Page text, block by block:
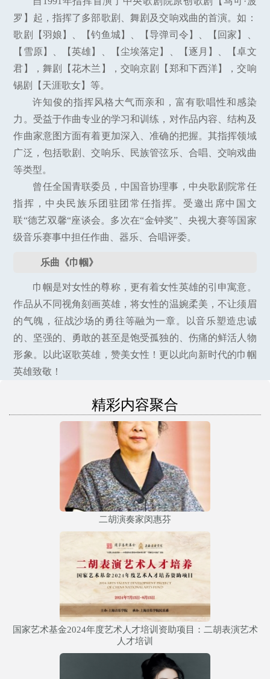
罗】起，指挥了多部歌剧、舞剧及交响戏曲的首演。如：
歌剧【羽娘】、【钓鱼城】、【导弹司令】、【回家】、
【雪原】、【英雄】、【尘埃落定】、【逐月】、【卓文
君】，舞剧【花木兰】，交响京剧【郑和下西洋】，交响
锡剧【天涯歌女】等。
许知俊的指挥风格大气而亲和，富有歌唱性和感染
力。受益于作曲专业的学习和训练，对作品内容、结构及
作曲家意图方面有着更加深入、准确的把握。其指挥领域
广泛，包括歌剧、交响乐、民族管弦乐、合唱、交响戏曲
等类型。
曾任全国青联委员，中国音协理事，中央歌剧院常任
指挥，中央民族乐团驻团常任指挥。受邀出席中国文
联“德艺双馨“座谈会。多次在“金钟奖”、央视大赛等国家
级音乐赛事中担任作曲、器乐、合唱评委。
乐曲《巾帼》
巾帼是对女性的尊称，更有着女性英雄的引申寓意。
作品从不同视角刻画英雄，将女性的温婉柔美，不让须眉
的气魄，征战沙场的勇往等融为一章。以音乐塑造忠诚
的、坚强的、勇敢的甚至是饱受孤独的、伤痛的鲜活人物
形象。以此讴歌英雄，赞美女性！更以此向新时代的巾帼
英雄致敬！
精彩内容聚合
二胡演奏家闵惠芬
国家艺术基金2024年度艺术人才培训资助项目：二胡表演艺术
人才培训